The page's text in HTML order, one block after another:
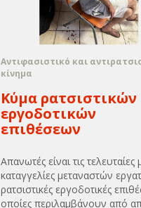
Αντιφασιστικό και
κίνημα
Κύμα ρατσιστικών
εργοδοτικών
επιθέσεων
Απανωτές είναι τις τελευταίες
καταγγελίες μεταναστών
ρατσιστικές εργοδοτικές
οποίες περιλαμβάνουν από